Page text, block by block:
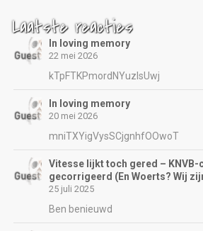
Laatste reacties
In loving memory
22 mei 2026
kTpFTKPmordNYuzIsUwj
In loving memory
20 mei 2026
mniTXYigVysSCjgnhfOOwoT
Vitesse lijkt toch gered –
gecorrigeerd (En Woerts? Wij
25 juli 2025
Ben benieuwd